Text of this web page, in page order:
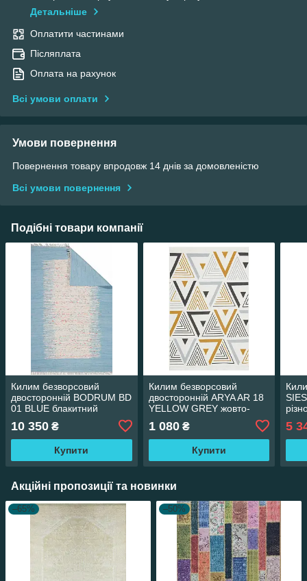
Детальніше
Оплатити частинами
Післяплата
Оплата на рахунок
Всі умови оплати
Умови повернення
Повернення товару впродовж 14 днів за домовленістю
Всі умови повернення
Подібні товари компанії
Килим безворсовий
двосторонній BODRUM BD
01 BLUE блакитний
прямокутний 150*230 см
10 350 ₴
Купити
Килим безворсовий
двосторонній ARYA AR 18
YELLOW GREY жовто-
сірий прямокутний 80*150
см
1 080₴
Купити
5
Акційні пропозиції та новинки
–65% –50%